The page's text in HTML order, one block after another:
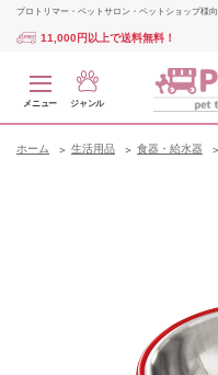
プロトリマー・ペットサロン・ペットショップ様
11,000円以上で送料無料！
メニュー ジャンル
ホーム 生活用品 食器・給水器